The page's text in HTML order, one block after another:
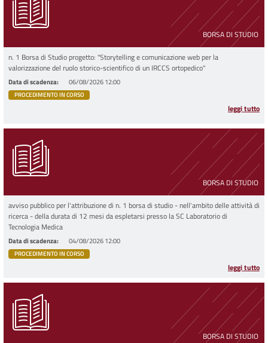
BORSA DI STUDIO
n. 1 Borsa di Studio progetto: "Storytelling e comunicazione web per la
valorizzazione del ruolo storico-scientifico di un IRCCS ortopedico"
Data di scadenza 06/08/2026 12:00
PROCEDIMENTO IN CORSO
leggi tutto
BORSA DI STUDIO
avviso pubblico per l'attribuzione di n. 1 borsa di studio - nell'ambito delle attività di
ricerca - della durata di 12 mesi da espletarsi presso la SC Laboratorio di
Tecnologia Medica
Data di scadenza 04/08/2026 12:00
PROCEDIMENTO IN CORSO
leggi tutto
BORSA DI STUDIO